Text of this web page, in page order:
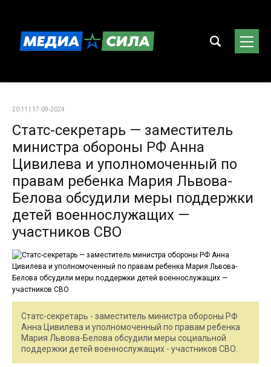
20:11 | 17-09-2024
Статс-секретарь — заместитель
министра обороны РФ Анна
Цивилева и уполномоченный по
правам ребенка Мария Львова-
Белова обсудили меры поддержки
детей военнослужащих —
участников СВО
Статс-секретарь - заместитель министра обороны РФ
Анна Цивилева и уполномоченный по правам ребенка
Мария Львова-Белова обсудили меры социальной
поддержки детей военнослужащих - участников СВО.